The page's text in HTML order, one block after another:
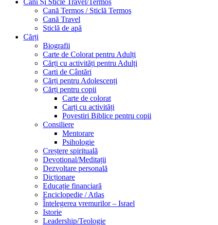
Cană Termos / Sticlă Termos
Cană Travel
Sticlă de apă
Cărți
Biografii
Carte de Colorat pentru Adulți
Cărți cu activități pentru Adulți
Carti de Cântări
Cărți pentru Adolescenți
Cărți pentru copii
Carte de colorat
Carți cu activități
Povestiri Biblice pentru copii
Consiliere
Mentorare
Psihologie
Creștere spirituală
Devotional/Meditații
Dezvoltare personală
Dicționare
Educație financiară
Enciclopedie / Atlas
Întelegerea vremurilor – Israel
Istorie
Leadership/Teologie